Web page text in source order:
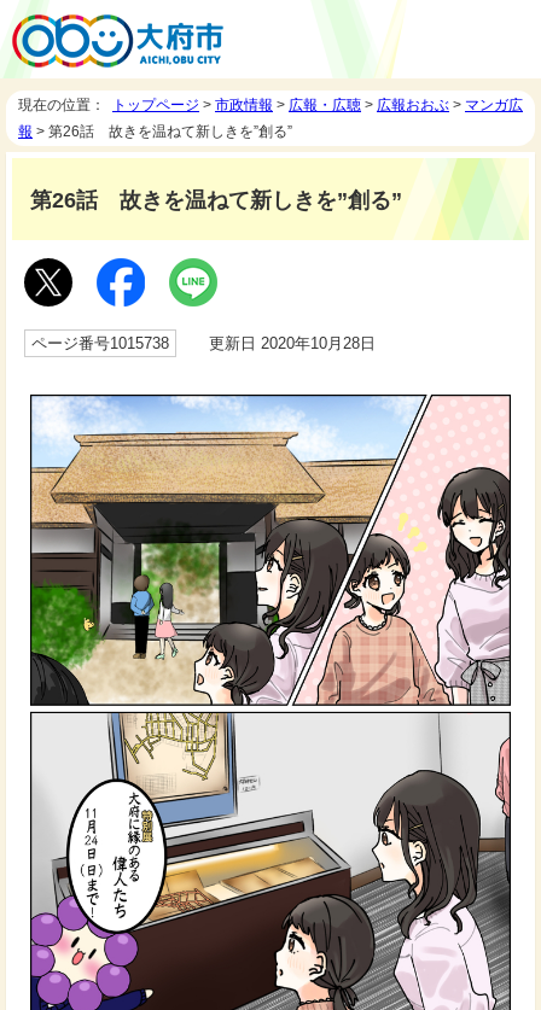
現在の位置： トップページ > 市政情報 > 広報・広聴 > 広報おおぶ > マンガ広
報 > 第26話 故きを温ねて新しきを”創る”
第26話 故きを温ねて新しきを”創る”
ページ番号1015738 更新日 2020年10月28日